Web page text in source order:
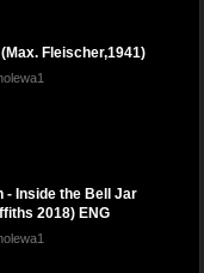
Fleischer,1941)
- Inside the Bell Jar
2018) ENG